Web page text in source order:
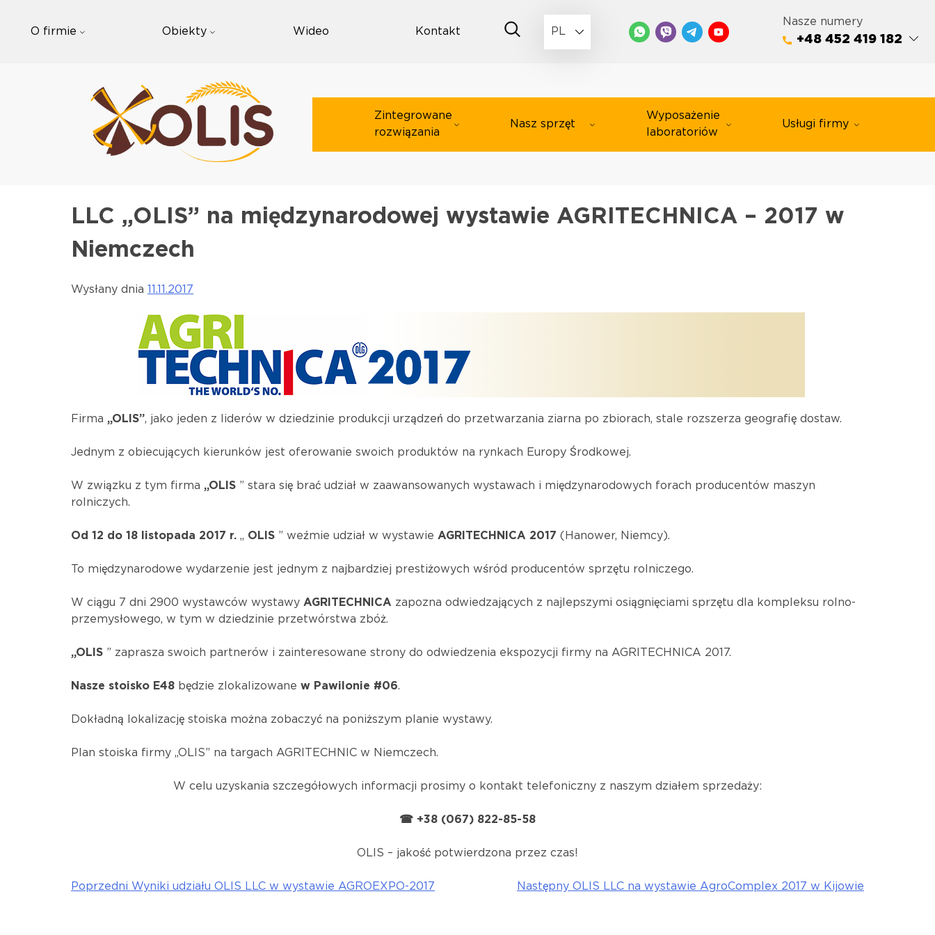
O firmie Obiekty Wideo Kontakt PL
Nasze numery
+48 452 419 182
Zintegrowane
rozwiązania
Nasz sprzęt
Wyposażenie
laboratoriów
Usługi firmy
LLC „OLIS” na międzynarodowej wystawie AGRITECHNICA – 2017 w
Niemczech
Wysłany dnia 11.11.2017
Firma „OLIS”, jako jeden z liderów w dziedzinie produkcji urządzeń do przetwarzania ziarna po zbiorach, stale rozszerza geografię dostaw.
Jednym z obiecujących kierunków jest oferowanie swoich produktów na rynkach Europy Środkowej.
W związku z tym firma „OLIS ” stara się brać udział w zaawansowanych wystawach i międzynarodowych forach producentów maszyn
rolniczych.
Od 12 do 18 listopada 2017 r. „ OLIS ” weźmie udział w wystawie AGRITECHNICA 2017 (Hanower, Niemcy).
To międzynarodowe wydarzenie jest jednym z najbardziej prestiżowych wśród producentów sprzętu rolniczego.
W ciągu 7 dni 2900 wystawców wystawy AGRITECHNICA zapozna odwiedzających z najlepszymi osiągnięciami sprzętu dla kompleksu rolno-
przemysłowego, w tym w dziedzinie przetwórstwa zbóż.
„OLIS ” zaprasza swoich partnerów i zainteresowane strony do odwiedzenia ekspozycji firmy na AGRITECHNICA 2017.
Nasze stoisko E48 będzie zlokalizowane w Pawilonie #06.
Dokładną lokalizację stoiska można zobaczyć na poniższym planie wystawy.
Plan stoiska firmy „OLIS” na targach AGRITECHNIC w Niemczech.
W celu uzyskania szczegółowych informacji prosimy o kontakt telefoniczny z naszym działem sprzedaży:
☎ +38 (067) 822-85-58
OLIS – jakość potwierdzona przez czas!
Nawigacja
Poprzedni Wyniki udziału OLIS LLC w wystawie AGROEXPO-2017 Następny OLIS LLC na wystawie AgroComplex 2017 w Kijowie